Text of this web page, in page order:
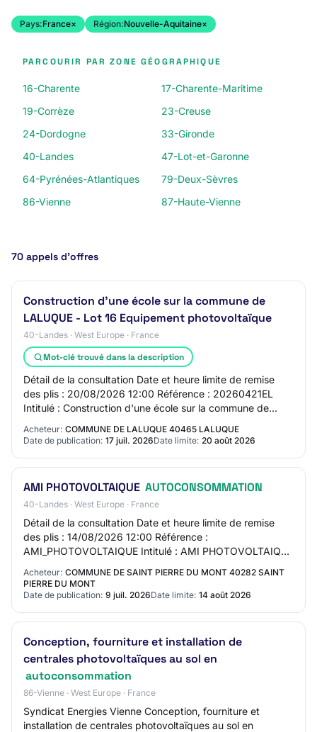
Pays:France× Région:Nouvelle-Aquitaine×
PARCOURIR PAR ZONE GÉOGRAPHIQUE
16-Charente
17-Charente-Maritime
19-Corrèze
23-Creuse
24-Dordogne
33-Gironde
40-Landes
47-Lot-et-Garonne
64-Pyrénées-Atlantiques
79-Deux-Sèvres
86-Vienne
87-Haute-Vienne
70 appels d’offres
Construction d'une école sur la commune de
LALUQUE - Lot 16 Equipement photovoltaïque
40-Landes · West Europe · France
Mot-clé trouvé dans la description
Détail de la consultation Date et heure limite de remise
des plis : 20/08/2026 12:00 Référence : 20260421EL
Intitulé : Construction d'une école sur la commune de
Acheteur: COMMUNE DE LALUQUE 40465 LALUQUE
Date de publication: 17 juil. 2026Date limite: 20 août 2026
AMI PHOTOVOLTAIQUE AUTOCONSOMMATION
40-Landes · West Europe · France
Détail de la consultation Date et heure limite de remise
des plis : 14/08/2026 12:00 Référence :
AMI_PHOTOVOLTAIQUE Intitulé : AMI PHOTOVOLTAIQUE
manifestat…
Acheteur: COMMUNE DE SAINT PIERRE DU MONT 40282 SAINT
PIERRE DU MONT
Date de publication: 9 juil. 2026Date limite: 14 août 2026
Conception, fourniture et installation de
centrales photovoltaïques au sol en
autoconsommation
86-Vienne · West Europe · France
Syndicat Energies Vienne Conception, fourniture et
installation de centrales photovoltaïques au sol en